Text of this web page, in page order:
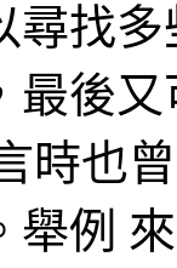
尋找
最後
時也
舉例